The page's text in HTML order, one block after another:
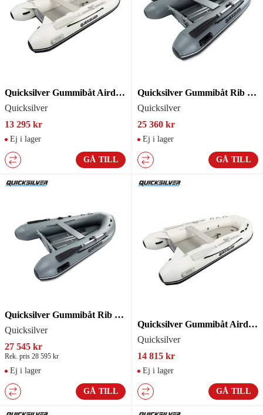
Quicksilver Gummibåt Airdeck 300
Quicksilver
13 295 kr
Ej i lager
GÅ TILL
Quicksilver Gummibåt Rib 270
Quicksilver
25 360 kr
Ej i lager
GÅ TILL
Quicksilver Gummibåt Rib 290
Quicksilver
27 545 kr
Rek. pris 28 595 kr
Ej i lager
GÅ TILL
Quicksilver Gummibåt Airdeck 320
Quicksilver
14 815 kr
Ej i lager
GÅ TILL